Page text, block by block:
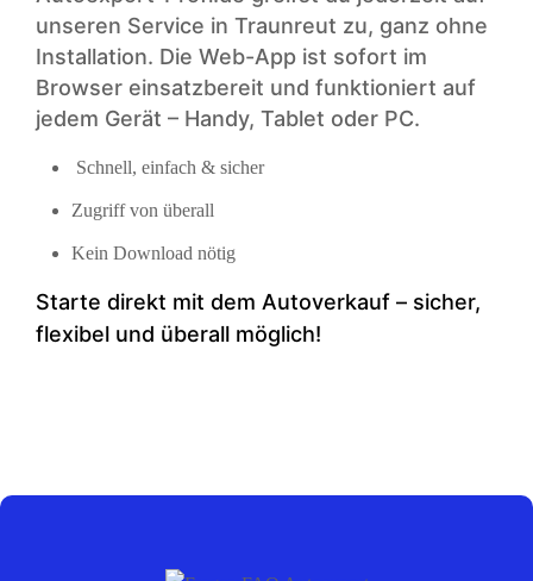
unseren Service in Traunreut zu, ganz ohne
Installation. Die Web-App ist sofort im
Browser einsatzbereit und funktioniert auf
jedem Gerät – Handy, Tablet oder PC.
Schnell, einfach & sicher
Zugriff von überall
Kein Download nötig
Starte direkt mit dem Auto­verkauf – sicher,
flexibel und überall möglich!